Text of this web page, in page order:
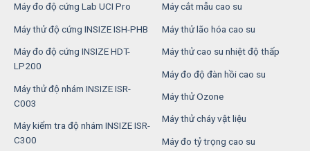
Máy đo độ cứng Lab UCI Pro
Máy thử độ cứng INSIZE ISH-PHB
Máy đo độ cứng INSIZE HDT-
LP200
Máy thử độ nhám INSIZE ISR-
C003
Máy kiểm tra độ nhám INSIZE ISR-
C300
Máy cắt mẫu cao su
Máy thử lão hóa cao su
Máy thử cao su nhiệt độ thấp
Máy đo độ đàn hồi cao su
Máy thử Ozone
Máy thử cháy vật liệu
Máy đo tỷ trọng cao su